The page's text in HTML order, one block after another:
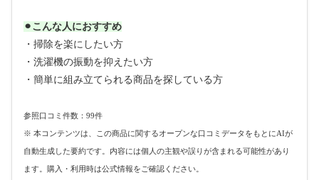
⚫︎こんな人におすすめ
・掃除を楽にしたい方
・洗濯機の振動を抑えたい方
・簡単に組み立てられる商品を探している方
参照口コミ件数：99件
※ 本コンテンツは、この商品に関するオープンな口コミデータをもとにAIが
自動生成した要約です。内容には個人の主観や誤りが含まれる可能性があり
ます。購入・利用時は公式情報をご確認ください。